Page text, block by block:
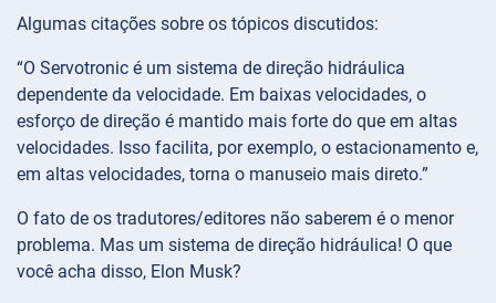
Algumas citações sobre os tópicos discutidos:
“O Servotronic é um sistema de direção hidráulica
dependente da velocidade. Em baixas velocidades, o
esforço de direção é mantido mais forte do que em altas
velocidades. Isso facilita, por exemplo, o estacionamento e,
em altas velocidades, torna o manuseio mais direto.”
O fato de os tradutores/editores não saberem é o menor
problema. Mas um sistema de direção hidráulica! O que
você acha disso, Elon Musk?